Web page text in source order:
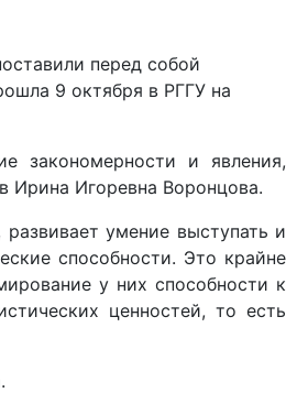
перед собой
9 октября в РГГУ на
закономерности и явления,
Ирина Игоревна Воронцова.
умение выступать и
способности. Это крайне
у них способности к
ценностей, то есть